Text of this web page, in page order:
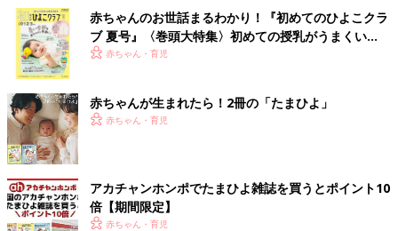
赤ちゃんのお世話まるわかり！『初めてのひよこクラ
ブ 夏号』〈巻頭大特集〉初めての授乳がうまくい
く！ おっぱい・ミルクの基本と夏のトラブル 解決テ
赤ちゃん・育児
赤ちゃんが生まれたら！2冊の「たまひよ」
赤ちゃん・育児
アカチャンホンポでたまひよ雑誌を買うとポイント10
倍【期間限定】
赤ちゃん・育児